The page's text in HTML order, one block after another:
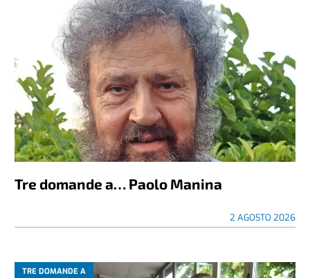
Tre domande a… Paolo Manina
2 AGOSTO 2026
TRE DOMANDE A